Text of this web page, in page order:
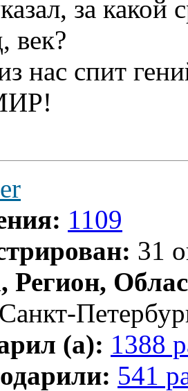
за какой
век?
нас спит
1109
31
Регион,
Санкт-
(а): 1388
541